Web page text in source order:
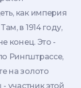
как империя
в 1914 году,
конец. Это -
Рингштрассе,
на золото
участник этой